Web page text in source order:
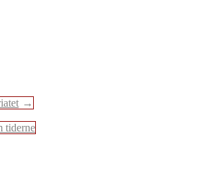
tiderne